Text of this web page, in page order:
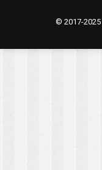
© 2017-2025